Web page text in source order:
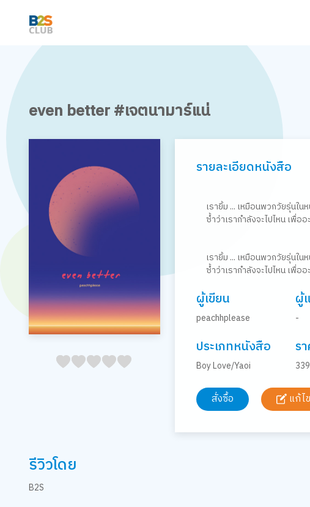
even better #เจตนามาร์แน่
45
4
35
3
25
2
15
1
05
รายละเอียดหนังสือ
เรายิ้ม ... เหมือนพวกวัยรุ่นใ
ซ้ำว่าเรากำลังจะไปไหน เพื่อ
เรายิ้ม ... เหมือนพวกวัยรุ่นใ
ซ้ำว่าเรากำลังจะไปไหน เพื่อ
ผู้เขียน
peachhplease
ผู้
-
ประเภทหนังสือ
Boy Love/Yaoi
ร
สั่งซื้อ แก้ไ
รีวิวโดย
B2S